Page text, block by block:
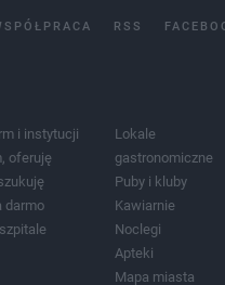
RSS
i instytucji
oferuję
darmo
Lokale
gastronomiczne
Puby i kluby
Kawiarnie
Noclegi
Apteki
Mapa miasta